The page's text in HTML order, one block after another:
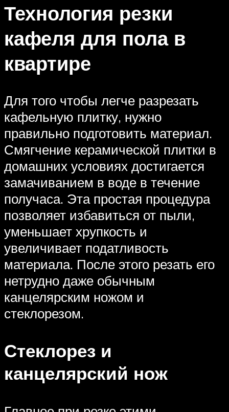
Технология резки
кафеля для пола в
квартире
Для того чтобы легче разрезать
кафельную плитку, нужно
правильно подготовить материал.
Смягчение керамической плитки в
домашних условиях достигается
замачиванием в воде в течение
получаса. Эта простая процедура
позволяет избавиться от пыли,
уменьшает хрупкость и
увеличивает податливость
материала. После этого резать его
нетрудно даже обычным
канцелярским ножом и
стеклорезом.
Стеклорез и
канцелярский нож